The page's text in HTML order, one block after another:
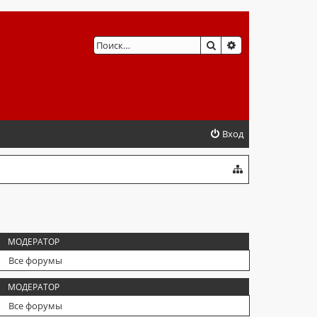
ПОИСК
Вход
МОДЕРАТОР
Все форумы
МОДЕРАТОР
Все форумы